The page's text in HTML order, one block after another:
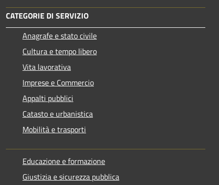
CATEGORIE DI SERVIZIO
Anagrafe e stato civile
Cultura e tempo libero
Vita lavorativa
Imprese e Commercio
Appalti pubblici
Catasto e urbanistica
Mobilità e trasporti
Educazione e formazione
Giustizia e sicurezza pubblica